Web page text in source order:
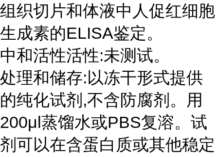
组织切片和体液中人促红细胞
生成素的ELISA鉴定。
中和活性活性:未测试。
处理和储存:以冻干形式提供
的纯化试剂,不含防腐剂。用
200μl蒸馏水或PBS复溶。试
剂可以在含蛋白质或其他稳定